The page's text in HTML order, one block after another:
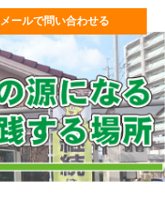
メールで問い合わせる